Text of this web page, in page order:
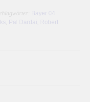
Bayer 04
Pal Dardai
Robert